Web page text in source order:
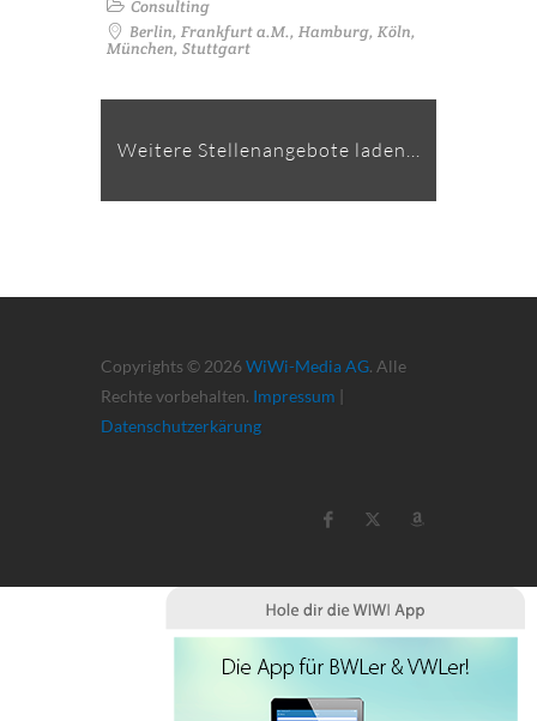
Consulting
Berlin, Frankfurt a.M., Hamburg, Köln,
München, Stuttgart
Weitere Stellenangebote laden...
Copyrights © 2026 WiWi-Media AG. Alle
Rechte vorbehalten. Impressum |
Datenschutzerkärung